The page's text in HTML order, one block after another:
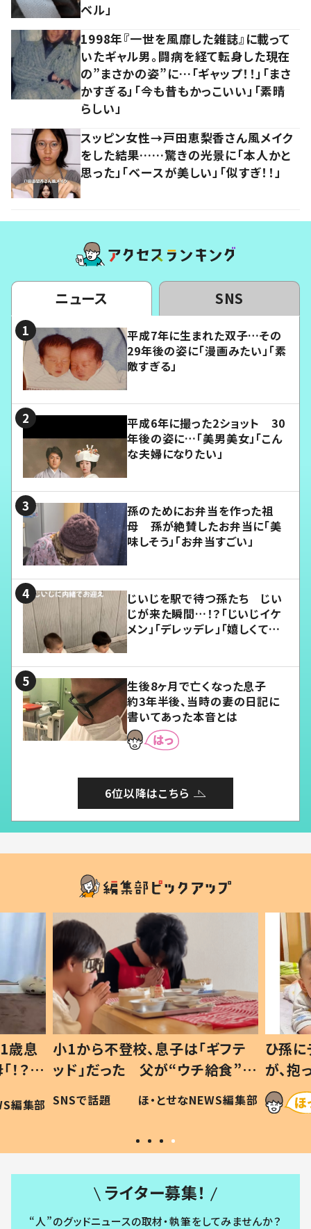
ベル」
1998年『一世を風靡した雑誌』に載って
いたギャル男。闘病を経て転身した現在
の”まさかの姿”に…「ギャップ！！」「まさ
かすぎる」「今も昔もかっこいい」「素晴
らしい」
スッピン女性→戸田恵梨香さん風メイク
をした結果……驚きの光景に「本人かと
思った」「ベースが美しい」「似すぎ！！」
ニュース SNS
平成7年に生まれた双子…その
29年後の姿に「漫画みたい」「素
敵すぎる」
平成6年に撮った2ショット 30
年後の姿に…「美男美女」「こん
な夫婦になりたい」
孫のためにお弁当を作った祖
母 孫が絶賛したお弁当に「美
味しそう」「お弁当すごい」
じいじを駅で待つ孫たち じい
じが来た瞬間…！？「じいじイケ
メン」「デレッデレ」「嬉しくて可
生後8ヶ月で亡くなった息子
約3年半後、当時の妻の日記に
書いてあった本音とは
6位以降はこちら
歳息
？」
編集部
小1から不登校、息子は「ギフテ
ッド」だった 父が“ウチ給食”を
作り続ける理由とは #令和の親
#令和の子
SNSで話題 ほ・とせなNEWS編集部
ひ孫
が、
「涙が
い」
ライター募集！
“人”のグッドニュースの取材・執筆をしてみませんか？